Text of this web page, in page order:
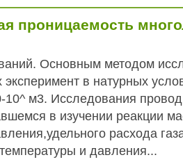
проницаемость
Основным методом
в натурных
10^ м3. Исследования
в изучении реакции
расхода
и давления...